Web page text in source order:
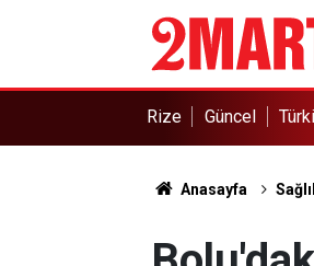
Rize Güncel
Anasayfa